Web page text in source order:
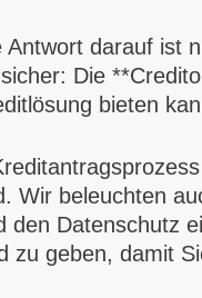
darauf ist
Die
bieten
Wir beleuchten
den Datenschutz
zu geben, damit